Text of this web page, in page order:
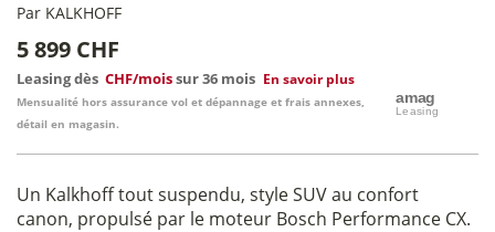
Par KALKHOFF
5 899 CHF
Leasing dès CHF/moissur 36 mois En savoir plus
Mensualité hors assurance vol et dépannage et frais annexes,
détail en magasin.
Un Kalkhoff tout suspendu, style SUV au confort
canon, propulsé par le moteur Bosch Performance CX.